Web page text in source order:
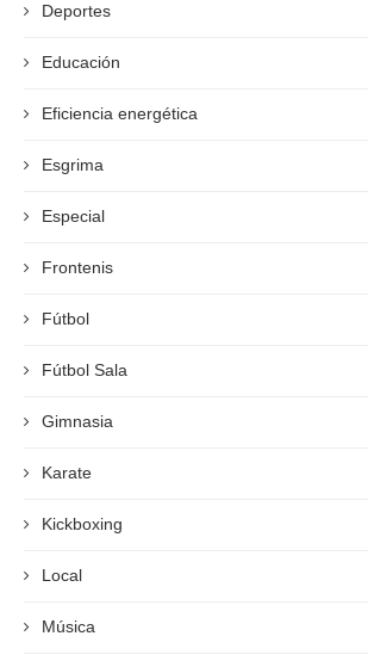
Deportes
Educación
Eficiencia energética
Esgrima
Especial
Frontenis
Fútbol
Fútbol Sala
Gimnasia
Karate
Kickboxing
Local
Música